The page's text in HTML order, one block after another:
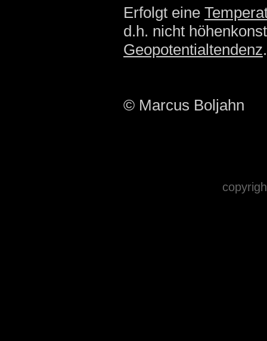
Erfolgt eine
d.h. nicht
Geopotentialtendenz.
© Marcus Boljahn